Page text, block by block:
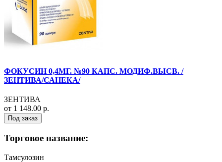
ФОКУСИН 0,4МГ. №90 КАПС. МОДИФ.ВЫСВ. /
ЗЕНТИВА/САНЕКА/
ЗЕНТИВА
от 1 148.00 р.
Под заказ
Торговое название:
Тамсулозин